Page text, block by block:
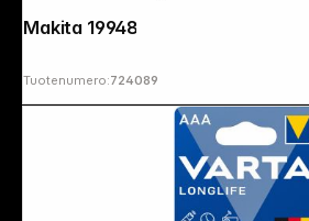
Makita
Tuotenumero:724089